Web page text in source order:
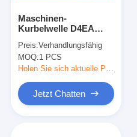
Maschinen-
Kurbelwelle D4EA
Preis:Verhandlungsfähig
MOQ:1 PCS
Jetzt Chatten